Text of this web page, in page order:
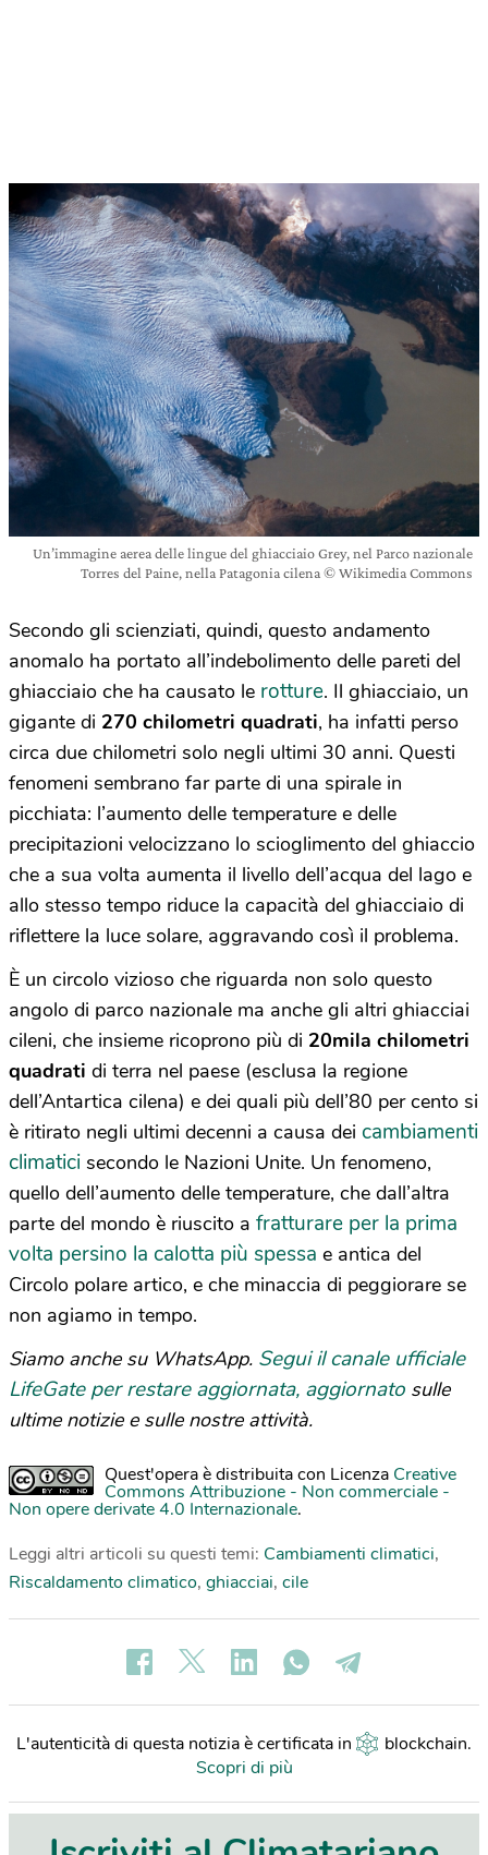
Un’immagine aerea delle lingue del ghiacciaio Grey, nel Parco nazionale
Torres del Paine, nella Patagonia cilena © Wikimedia Commons
Secondo gli scienziati, quindi, questo andamento
anomalo ha portato all’indebolimento delle pareti del
ghiacciaio che ha causato le rotture. Il ghiacciaio, un
gigante di 270 chilometri quadrati, ha infatti perso
circa due chilometri solo negli ultimi 30 anni. Questi
fenomeni sembrano far parte di una spirale in
picchiata: l’aumento delle temperature e delle
precipitazioni velocizzano lo scioglimento del ghiaccio
che a sua volta aumenta il livello dell’acqua del lago e
allo stesso tempo riduce la capacità del ghiacciaio di
riflettere la luce solare, aggravando così il problema.
È un circolo vizioso che riguarda non solo questo
angolo di parco nazionale ma anche gli altri ghiacciai
cileni, che insieme ricoprono più di 20mila chilometri
quadrati di terra nel paese (esclusa la regione
dell’Antartica cilena) e dei quali più dell’80 per cento si
è ritirato negli ultimi decenni a causa dei cambiamenti
climatici secondo le Nazioni Unite. Un fenomeno,
quello dell’aumento delle temperature, che dall’altra
parte del mondo è riuscito a fratturare per la prima
volta persino la calotta più spessa e antica del
Circolo polare artico, e che minaccia di peggiorare se
non agiamo in tempo.
Siamo anche su WhatsApp. Segui il canale ufficiale
LifeGate per restare aggiornata, aggiornato sulle
ultime notizie e sulle nostre attività.
Quest'opera è distribuita con Licenza Creative
Commons Attribuzione - Non commerciale -
Non opere derivate 4.0 Internazionale.
Leggi altri articoli su questi temi: Cambiamenti climatici,
Riscaldamento climatico, ghiacciai, cile
L'autenticità di questa notizia è certificata in blockchain.
Scopri di più